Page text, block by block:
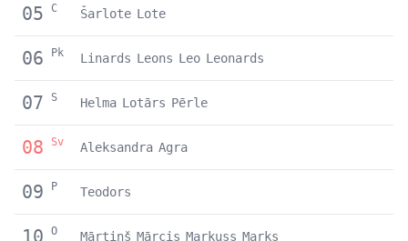
05 C Šarlote Lote
06 Pk Linards Leons Leo Leonards
07 S Helma Lotārs Pērle
08 Sv Aleksandra Agra
09 P Teodors
10 O Mārtiņš Mārcis Markuss Marks